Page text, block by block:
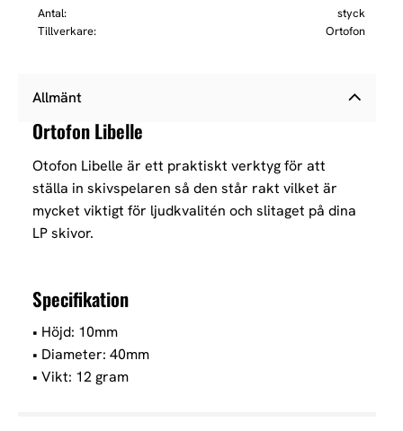
Antal
styck
Tillverkare
Ortofon
Allmänt
Ortofon Libelle
Otofon Libelle är ett praktiskt verktyg för att
ställa in skivspelaren så den står rakt vilket är
mycket viktigt för ljudkvalitén och slitaget på dina
LP skivor.
Specifikation
• Höjd: 10mm
• Diameter: 40mm
• Vikt: 12 gram